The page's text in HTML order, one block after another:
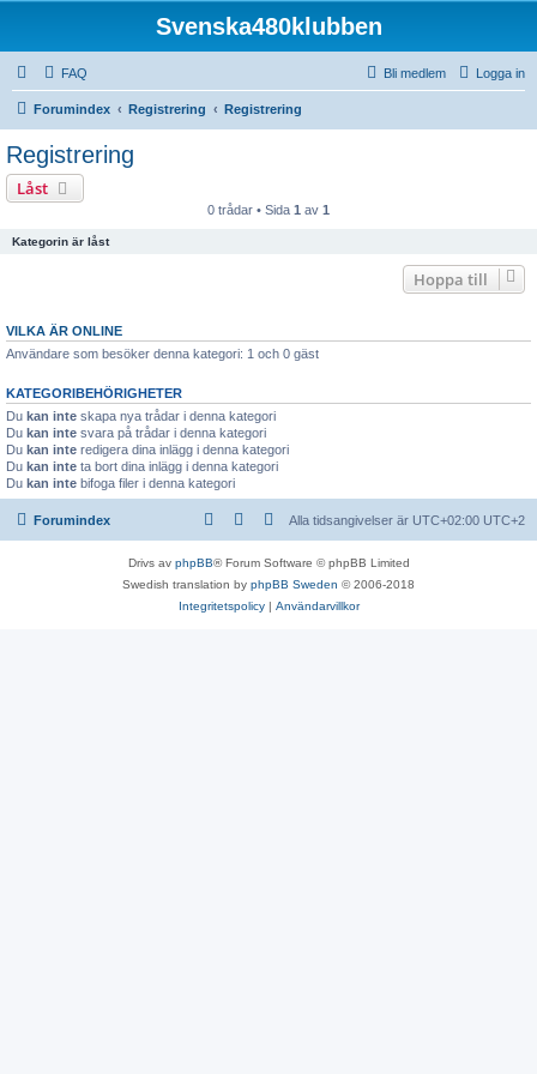
Svenska480klubben
FAQ Logga in
Bli medlem
Forumindex Registrering Registrering
Registrering
Låst
0 trådar • Sida 1 av 1
Kategorin är låst
Hoppa till
VILKA ÄR ONLINE
Användare som besöker denna kategori: 1 och 0 gäst
KATEGORIBEHÖRIGHETER
Du kan inte skapa nya trådar i denna kategori
Du kan inte svara på trådar i denna kategori
Du kan inte redigera dina inlägg i denna kategori
Du kan inte ta bort dina inlägg i denna kategori
Du kan inte bifoga filer i denna kategori
Forumindex Alla tidsangivelser är UTC+02:00 UTC+2
Drivs av phpBB® Forum Software © phpBB Limited
Swedish translation by phpBB Sweden © 2006-2018
Integritetspolicy| Användarvillkor